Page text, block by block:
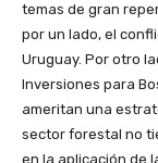
temas de gran
por un lado, el
Uruguay. Por otro
Inversiones para
ameritan una
sector forestal no
en la aplicación de